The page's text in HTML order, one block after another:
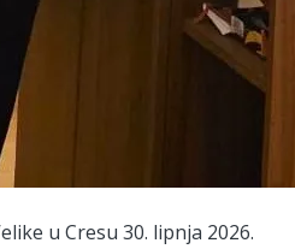
u Cresu 30. lipnja 2026.